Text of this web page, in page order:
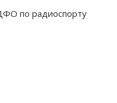
по радиоспорту